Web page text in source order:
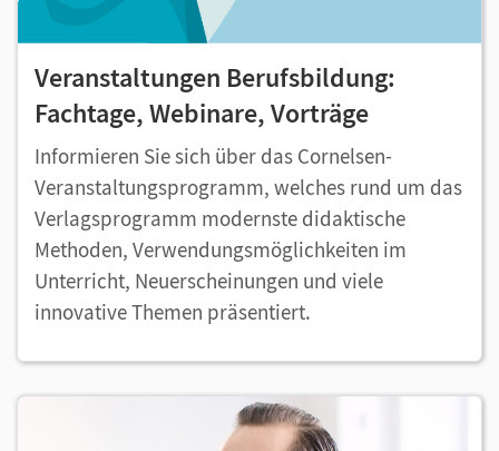
Veranstaltungen Berufsbildung:
Fachtage, Webinare, Vorträge
Informieren Sie sich über das Cornelsen-
Veranstaltungsprogramm, welches rund um das
Verlagsprogramm modernste didaktische
Methoden, Verwendungsmöglichkeiten im
Unterricht, Neuerscheinungen und viele
innovative Themen präsentiert.